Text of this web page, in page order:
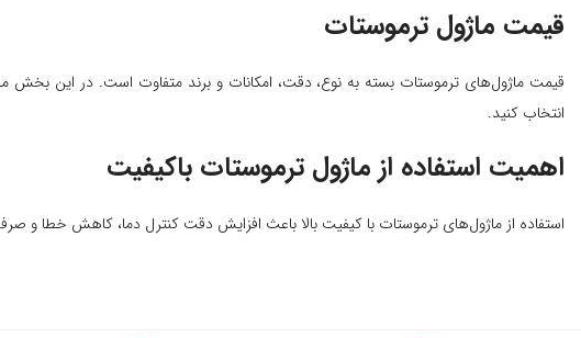
قیمت ماژول ترموستات
قیمت ماژول‌های ترموستات بسته به نوع، دقت، امکانات و برند متفاوت است. در این بخش
انتخاب کنید.
اهمیت استفاده از ماژول ترموستات باکیفیت
استفاده از ماژول‌های ترموستات با کیفیت بالا باعث افزایش دقت کنترل دما، کاهش